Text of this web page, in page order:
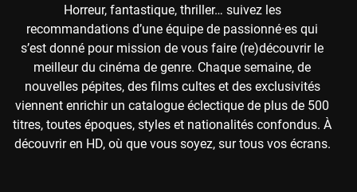
Horreur, fantastique, thriller… suivez les
recommandations d’une équipe de passionné·es qui
s’est donné pour mission de vous faire (re)découvrir le
meilleur du cinéma de genre. Chaque semaine, de
nouvelles pépites, des films cultes et des exclusivités
viennent enrichir un catalogue éclectique de plus de 500
titres, toutes époques, styles et nationalités confondus. À
découvrir en HD, où que vous soyez, sur tous vos écrans.